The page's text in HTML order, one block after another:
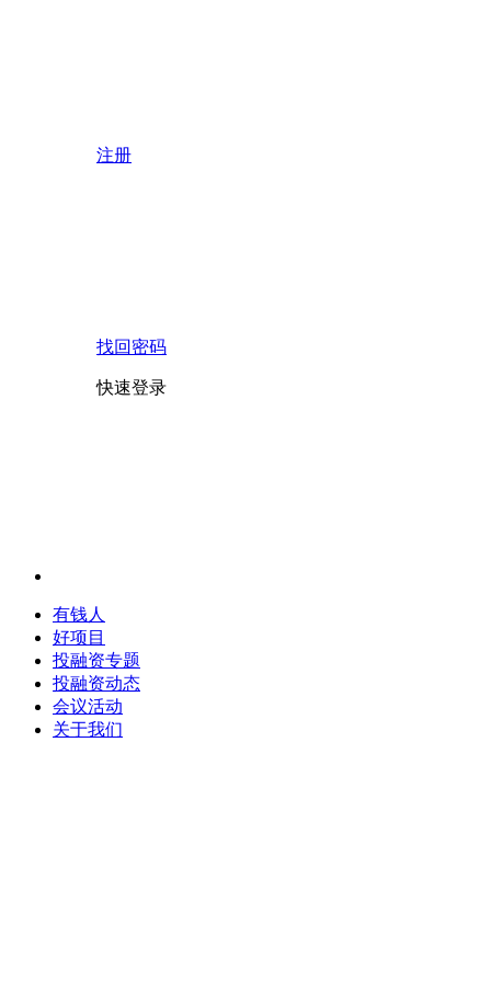
注册
找回密码
快速登录
有钱人
好项目
投融资专题
投融资动态
会议活动
关于我们